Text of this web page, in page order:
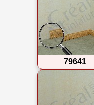
79641